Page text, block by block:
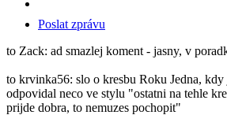
Poslat zprávu
to Zack: ad smazlej koment - jasny, v
to krvinka56: slo o kresbu Roku Jedna,
odpovidal neco ve stylu "ostatni na tehle
prijde dobra, to nemuzes pochopit"